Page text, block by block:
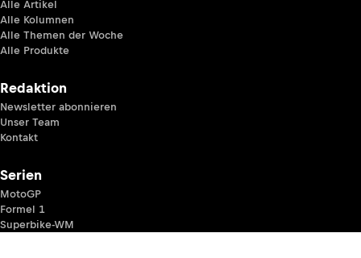
Alle Artikel
Alle Kolumnen
Alle Themen der Woche
Alle Produkte
Redaktion
Newsletter abonnieren
Unser Team
Kontakt
Serien
MotoGP
Formel 1
Superbike-WM